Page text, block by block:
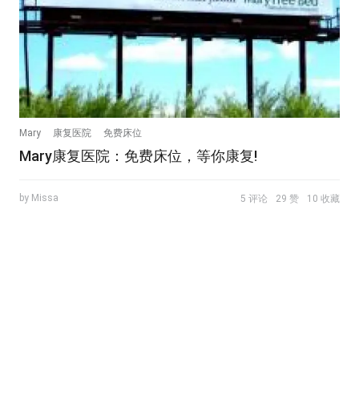
Mary 康复医院 免费床位
Mary康复医院：免费床位，等你康复!
by Missa 5 评论 29 赞 10 收藏